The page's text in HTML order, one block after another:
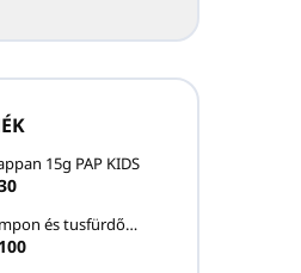
15g PAP KIDS
és tusfürdő
SKIN ESSENTIALS